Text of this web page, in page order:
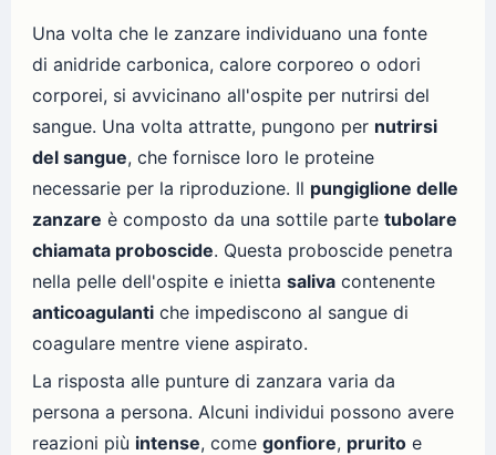
Una volta che le zanzare individuano una fonte
di anidride carbonica, calore corporeo o odori
corporei, si avvicinano all'ospite per nutrirsi del
sangue. Una volta attratte, pungono per nutrirsi
del sangue, che fornisce loro le proteine
necessarie per la riproduzione. Il pungiglione delle
zanzare è composto da una sottile parte tubolare
chiamata proboscide. Questa proboscide penetra
nella pelle dell'ospite e inietta saliva contenente
anticoagulanti che impediscono al sangue di
coagulare mentre viene aspirato.
La risposta alle punture di zanzara varia da
persona a persona. Alcuni individui possono avere
reazioni più intense, come gonfiore, prurito e